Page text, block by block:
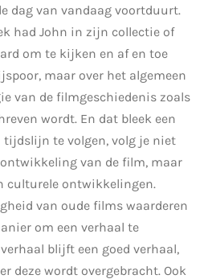
dag van vandaag voortduurt.
had John in zijn collectie of
om te kijken en af en toe
maar over het algemeen
van de filmgeschiedenis zoals
wordt. En dat bleek een
tijdslijn te volgen, volg je niet
van de film, maar
culturele ontwikkelingen.
van oude films waarderen
om een verhaal te
blijft een goed verhaal,
deze wordt overgebracht. Ook